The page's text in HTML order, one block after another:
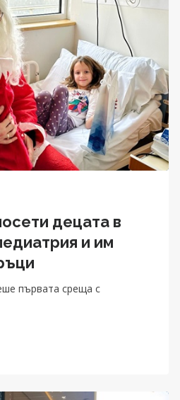
децата в
и им
първата среща с